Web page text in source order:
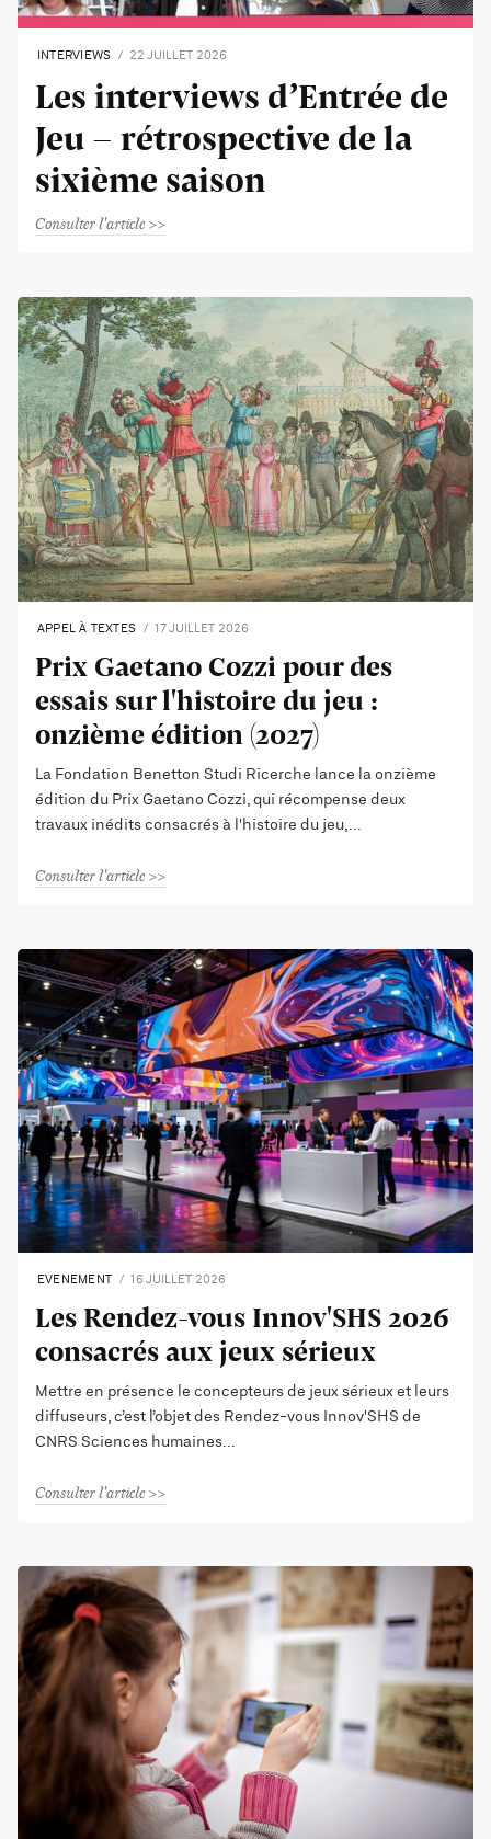
INTERVIEWS 22 JUILLET 2026
Les interviews d’Entrée de
Jeu - rétrospective de la
sixième saison
Consulter l'article
APPEL À TEXTES 17 JUILLET 2026
Prix Gaetano Cozzi pour des
essais sur l'histoire du jeu :
onzième édition (2027)
La Fondation Benetton Studi Ricerche lance la onzième
édition du Prix Gaetano Cozzi, qui récompense deux
travaux inédits consacrés à l'histoire du jeu,
Consulter l'article
EVENEMENT 16 JUILLET 2026
Les Rendez-vous Innov'SHS 2026
consacrés aux jeux sérieux
Mettre en présence le concepteurs de jeux sérieux et leurs
diffuseurs, c’est l’objet des Rendez-vous Innov'SHS de
CNRS Sciences humaines
Consulter l'article